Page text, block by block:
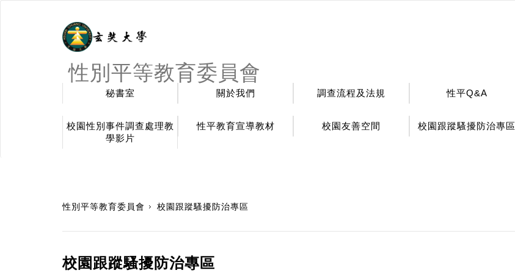
性別平等教育委員會
秘書室 關於我們 調查流程及法規 性平Q&A
校園性別事件調查處理教
學影片
性平教育宣導教材 校園友善空間 校園跟蹤騷擾防治專區
性別平等教育委員會 校園跟蹤騷擾防治專區
校園跟蹤騷擾防治專區